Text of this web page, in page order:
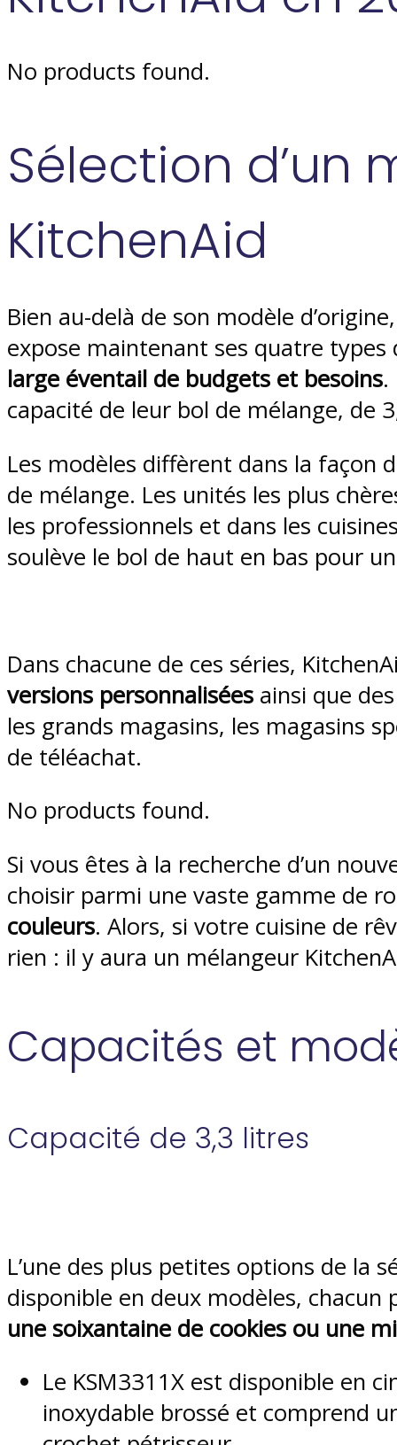
No products found.
Sélection d’un
KitchenAid
Bien au-delà de son modèle
expose maintenant ses quatre
large éventail de budgets et besoins.
capacité de leur bol de mélange, de
Les modèles diffèrent dans la façon
de mélange. Les unités les plus
les professionnels et dans les
soulève le bol de haut en bas pour
Dans chacune de ces séries,
versions personnalisées ainsi que
les grands magasins, les magasins
de téléachat.
No products found.
Si vous êtes à la recherche d’un
choisir parmi une vaste gamme de
couleurs. Alors, si votre cuisine de
rien : il y aura un mélangeur
Capacités et
Capacité de 3,3 litres
L’une des plus petites options de la
disponible en deux modèles,
une soixantaine de cookies ou une
Le KSM3311X est disponible en
inoxydable brossé et comprend